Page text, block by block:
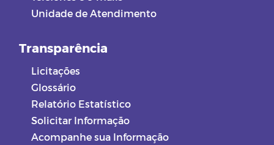
Unidade de Atendimento
Transparência
Licitações
Glossário
Relatório Estatístico
Solicitar Informação
Acompanhe sua Informação